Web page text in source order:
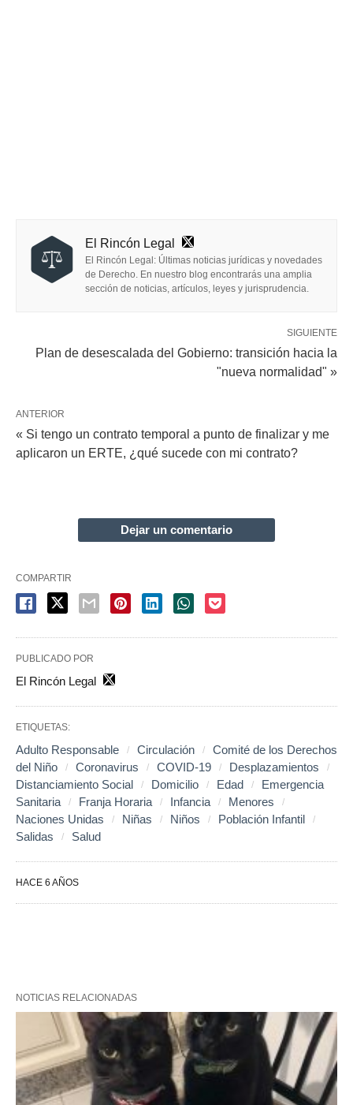
El Rincón Legal
El Rincón Legal: Últimas noticias jurídicas y novedades
de Derecho. En nuestro blog encontrarás una amplia
sección de noticias, artículos, leyes y jurisprudencia.
SIGUIENTE
Plan de desescalada del Gobierno: transición hacia la
"nueva normalidad" »
ANTERIOR
« Si tengo un contrato temporal a punto de finalizar y me
aplicaron un ERTE, ¿qué sucede con mi contrato?
Dejar un comentario
COMPARTIR
PUBLICADO POR
El Rincón Legal
ETIQUETAS:
Adulto Responsable Circulación
Comité de los Derechos
del Niño
Coronavirus COVID-19
Desplazamientos
Distanciamiento Social
Domicilio Edad
Emergencia
Sanitaria
Franja Horaria Infancia
Menores
Naciones Unidas
Niñas Niños
Población Infantil
Salidas
Salud
HACE 6 AÑOS
NOTICIAS RELACIONADAS